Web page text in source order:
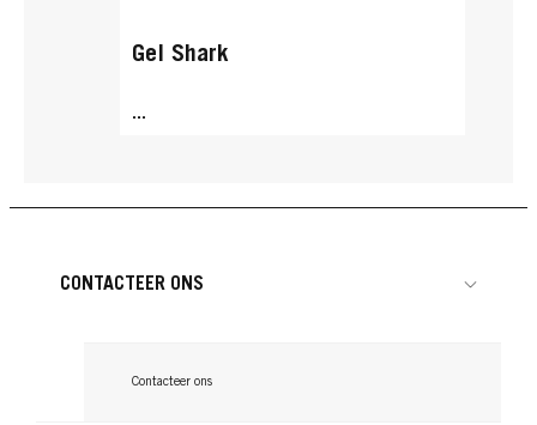
Gel Shark
...
CONTACTEER ONS
Contacteer ons